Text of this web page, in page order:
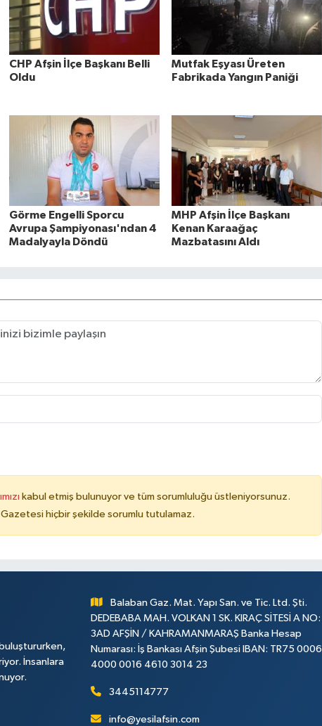
CHP Afşin İlçe Başkanı Belli
Oldu
Mutfak Eşyası Üreten
Fabrikada Yangın Paniği
Görme Engelli Sporcu
Avrupa Şampiyonası'ndan 4
Madalyayla Döndü
MHP Afşin İlçe Başkanı
Kenan Karaağaç
Mazbatasını Aldı
kabul etmiş bulunuyor ve tüm sorumluluğu üstleniyorsunuz.
Gazetesi hiçbir şekilde sorumlu tutulamaz.
İnsanlara
Balaban Gaz. Mat. Yapı San. ve Tic. Ltd. Şti.
DEDEBABA MAH. VOLKAN 1 SK. KIRAÇ SİTESİ A NO:
3AD AFŞİN / KAHRAMANMARAŞ Banka Hesap
Numarası: İş Bankası Afşin Şubesi IBAN: TR75 0006
4000 0016 4610 3014 23
3445114777
info@yesilafsin.com